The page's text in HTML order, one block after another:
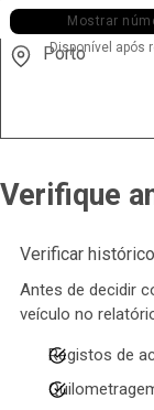
+351 912 •••
Mostrar
Disponível após
Porto
Verifique
Verificar
Antes de decidir
veículo no
Registos de